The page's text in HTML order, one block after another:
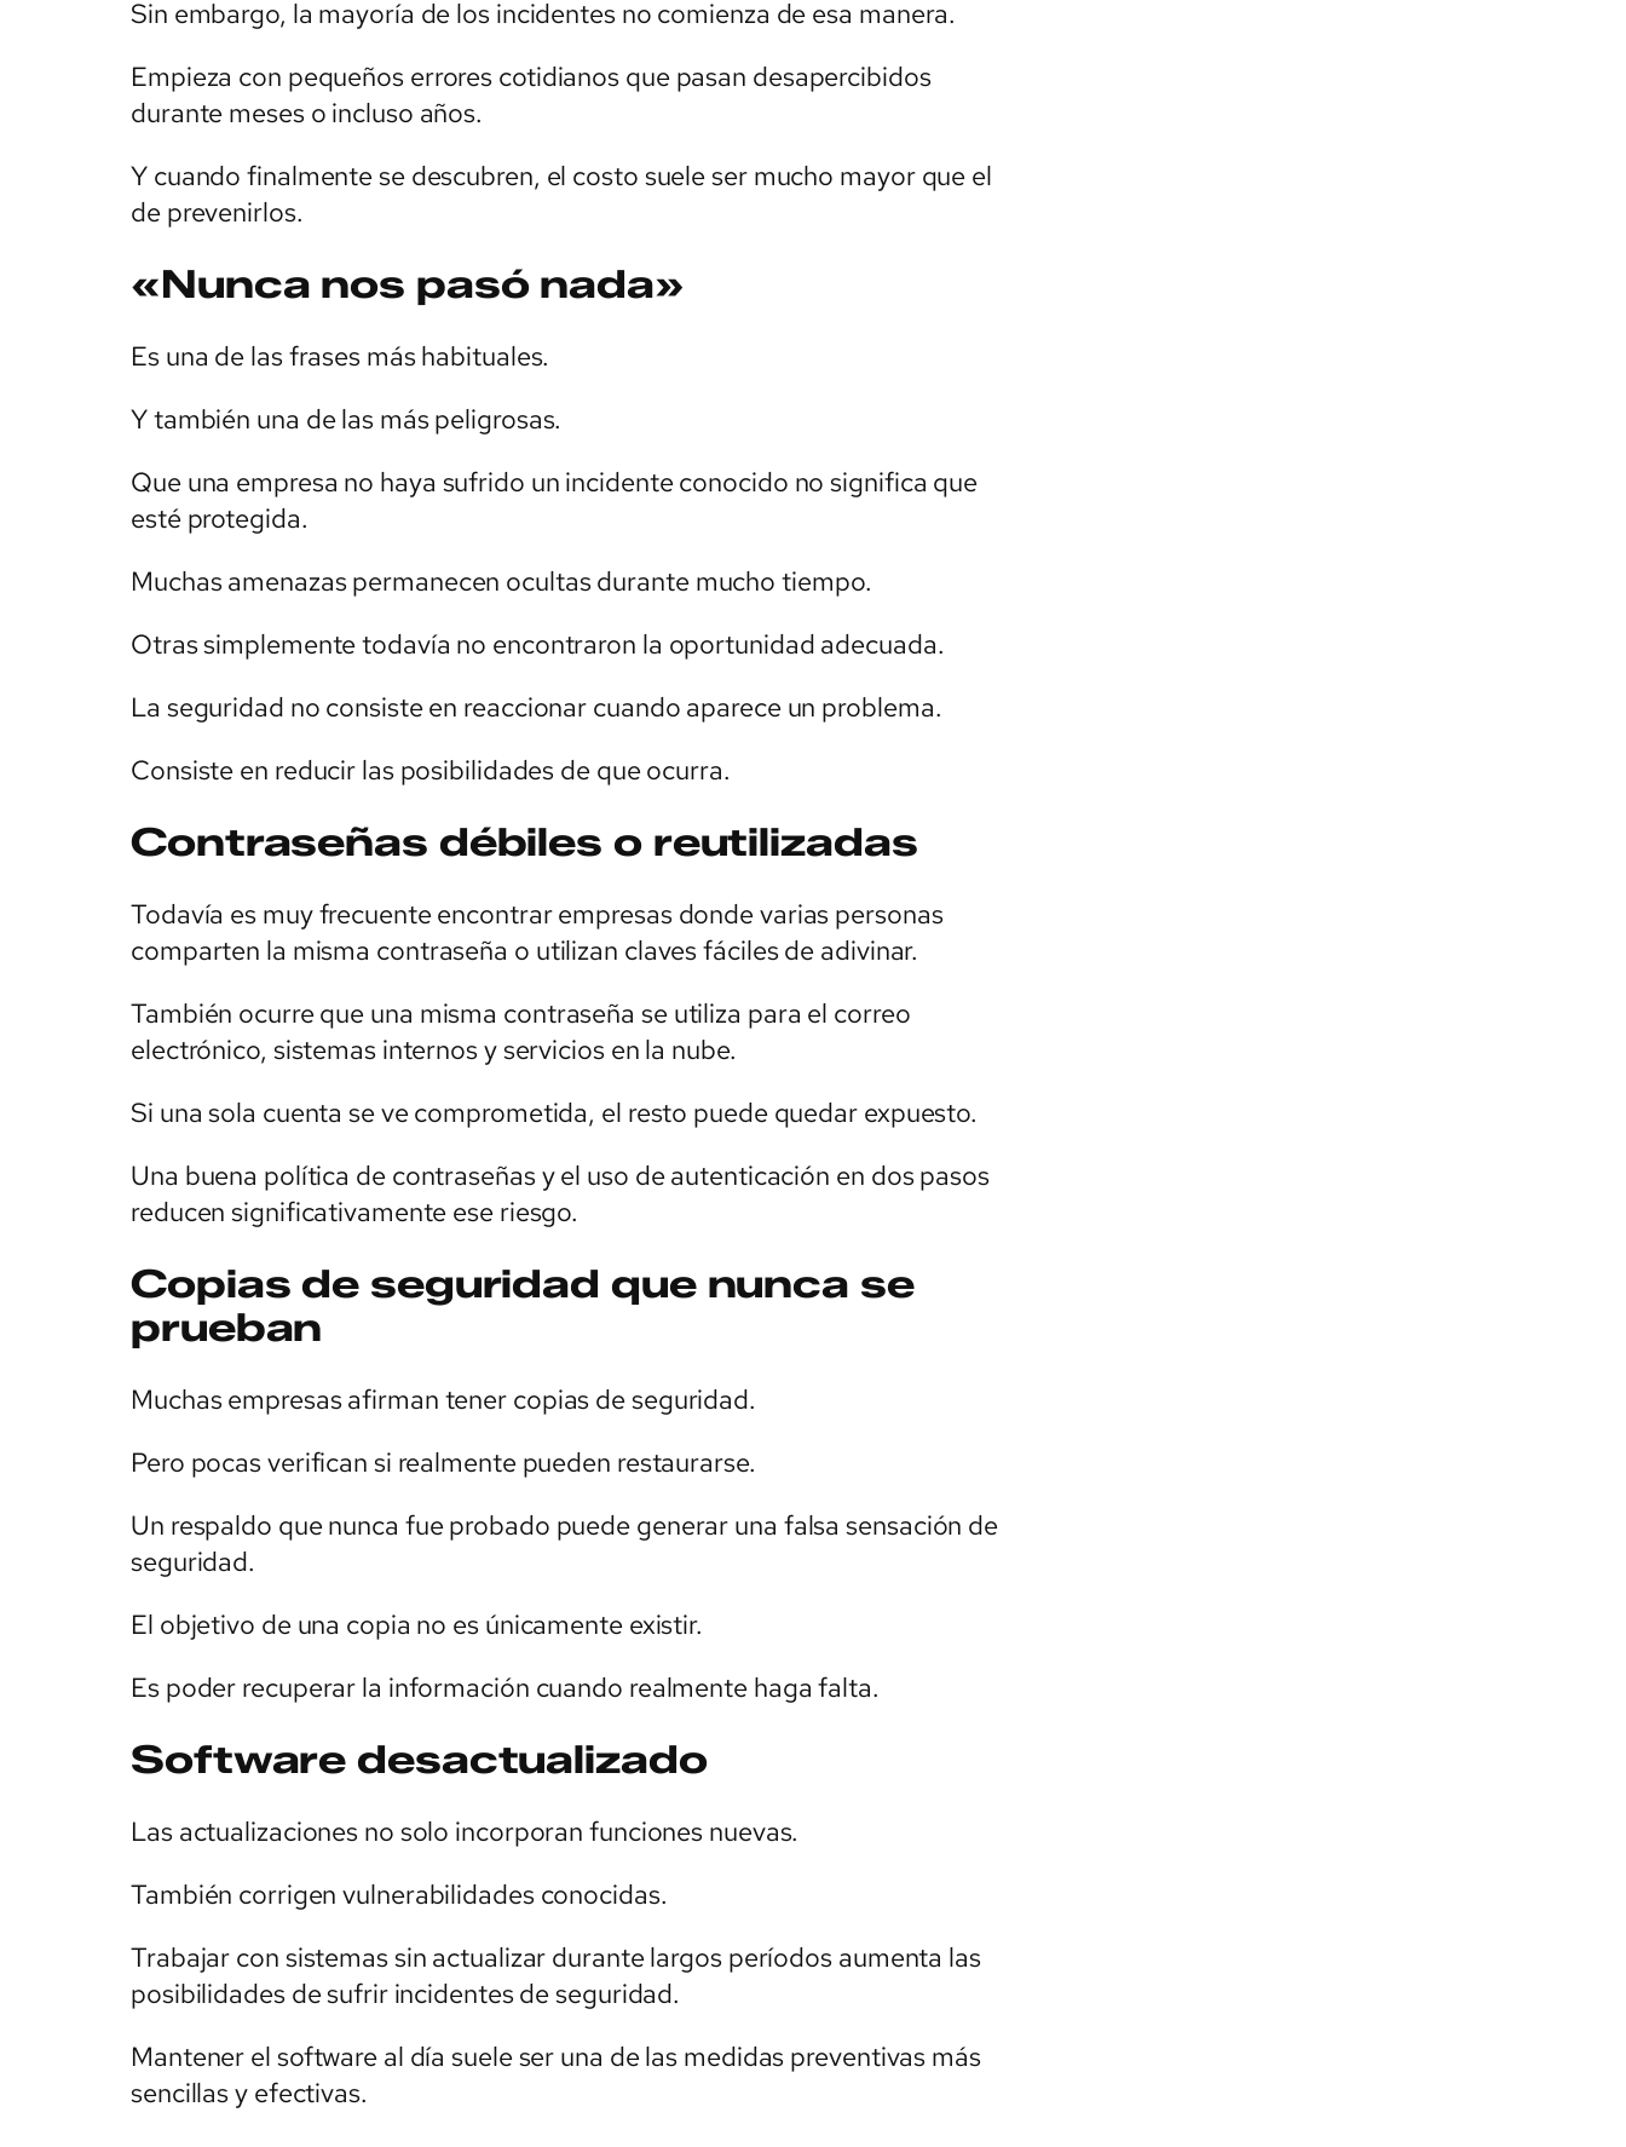
Sin embargo, la mayoría de los incidentes no comienza de esa manera.
Empieza con pequeños errores cotidianos que pasan desapercibidos
durante meses o incluso años.
Y cuando finalmente se descubren, el costo suele ser mucho mayor que el
de prevenirlos.
«Nunca nos pasó nada»
Es una de las frases más habituales.
Y también una de las más peligrosas.
Que una empresa no haya sufrido un incidente conocido no significa que
esté protegida.
Muchas amenazas permanecen ocultas durante mucho tiempo.
Otras simplemente todavía no encontraron la oportunidad adecuada.
La seguridad no consiste en reaccionar cuando aparece un problema.
Consiste en reducir las posibilidades de que ocurra.
Contraseñas débiles o reutilizadas
Todavía es muy frecuente encontrar empresas donde varias personas
comparten la misma contraseña o utilizan claves fáciles de adivinar.
También ocurre que una misma contraseña se utiliza para el correo
electrónico, sistemas internos y servicios en la nube.
Si una sola cuenta se ve comprometida, el resto puede quedar expuesto.
Una buena política de contraseñas y el uso de autenticación en dos pasos
reducen significativamente ese riesgo.
Copias de seguridad que nunca se
prueban
Muchas empresas afirman tener copias de seguridad.
Pero pocas verifican si realmente pueden restaurarse.
Un respaldo que nunca fue probado puede generar una falsa sensación de
seguridad.
El objetivo de una copia no es únicamente existir.
Es poder recuperar la información cuando realmente haga falta.
Software desactualizado
Las actualizaciones no solo incorporan funciones nuevas.
También corrigen vulnerabilidades conocidas.
Trabajar con sistemas sin actualizar durante largos períodos aumenta las
posibilidades de sufrir incidentes de seguridad.
Mantener el software al día suele ser una de las medidas preventivas más
sencillas y efectivas.